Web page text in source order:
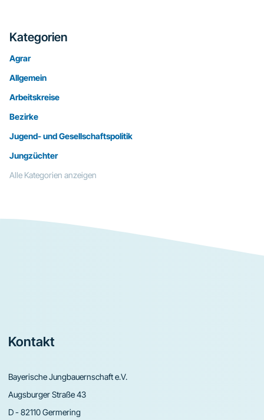
Kategorien
Agrar
Allgemein
Arbeitskreise
Bezirke
Jugend- und Gesellschaftspolitik
Jungzüchter
Alle Kategorien anzeigen
Footer
Kontakt
Bayerische Jungbauernschaft e.V.
Augsburger Straße 43
D - 82110 Germering